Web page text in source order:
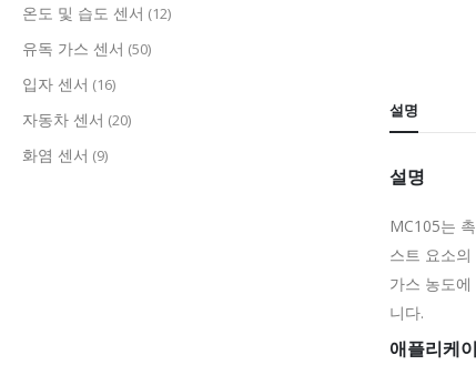
설명
설명
MC105는
스트 요소
가스 농도
니다.
애플리케
온도 및 습도 센서 (12)
유독 가스 센서 (50)
입자 센서 (16)
자동차 센서 (20)
화염 센서 (9)